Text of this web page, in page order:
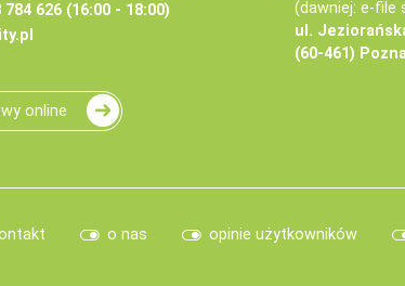
626 (16:00 - 18:00)
(dawniej: e-file
ul.
(60-461)
online
o nas opinie użytkowników